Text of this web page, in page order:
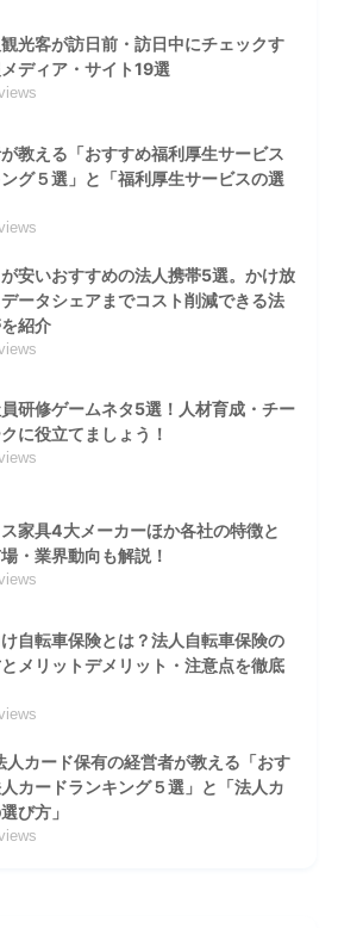
光客が訪日前・訪日中にチェックす
ディア・サイト19選
教える「おすすめ福利厚生サービス
グ５選」と「福利厚生サービスの選
安いおすすめの法人携帯5選。かけ放
ータシェアまでコスト削減できる法
紹介
研修ゲームネタ5選！人材育成・チー
に役立てましょう！
家具4大メーカーほか各社の特徴と
・業界動向も解説！
自転車保険とは？法人自転車保険の
メリットデメリット・注意点を徹底
カード保有の経営者が教える「おす
カードランキング５選」と「法人カ
び方」